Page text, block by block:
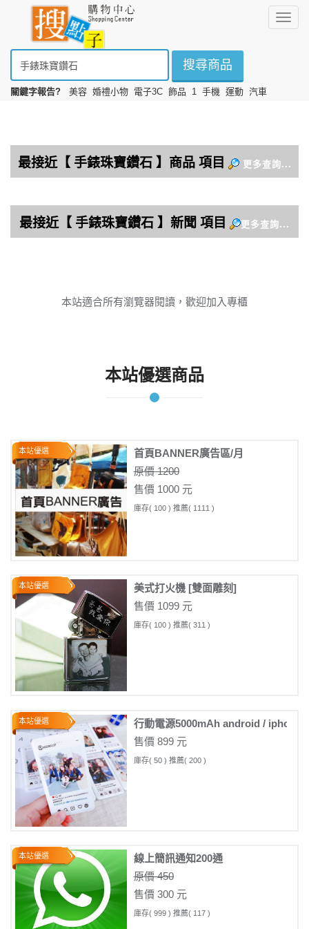
選
搜尋商品
關鍵字報告? 美容 婚禮小物 電子3C 飾品 1 手機 運動 汽車
本站適合所有瀏覽器閱讀，歡迎加入專櫃
本站優選商品
本站優選
首頁BANNER廣告區/月
原價 1200
售價 1000 元
庫存( 100 ) 推薦( 1111 )
本站優選
美式打火機 [雙面雕刻]
售價 1099 元
庫存( 100 ) 推薦( 311 )
本站優選
行動電源5000mAh android / iphone
售價 899 元
庫存( 50 ) 推薦( 200 )
本站優選
線上簡訊通知200通
原價 450
售價 300 元
庫存( 999 ) 推薦( 117 )